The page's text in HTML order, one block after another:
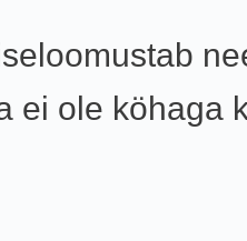
ei ole köhaga